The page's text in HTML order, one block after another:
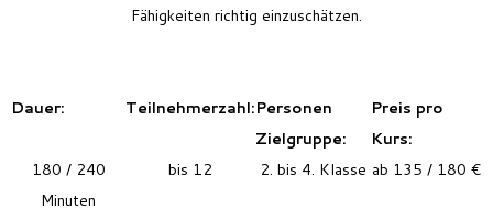
Fähigkeiten richtig einzuschätzen.
Dauer: Teilnehmerzahl:Personen
Zielgruppe:
Preis pro
Kurs:
180 / 240
Minuten
bis 12 2. bis 4. Klasse ab 135 / 180 €